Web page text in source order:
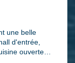
une belle
d'entrée,
ouverte